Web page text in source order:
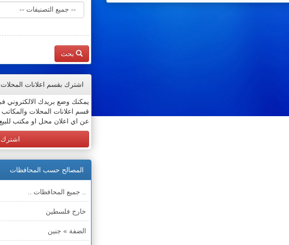
بحث
اشترك بقسم اعلانات المحلات
يمكنك وضع بريدك الالكتروني
قسم اعلانات المحلات
عن اي اعلان محل او مكتب للبيع
اشترك
المصالح حسب المحافظات
.. جميع المحافظات ..
خارج فلسطين
الضفة » جنين